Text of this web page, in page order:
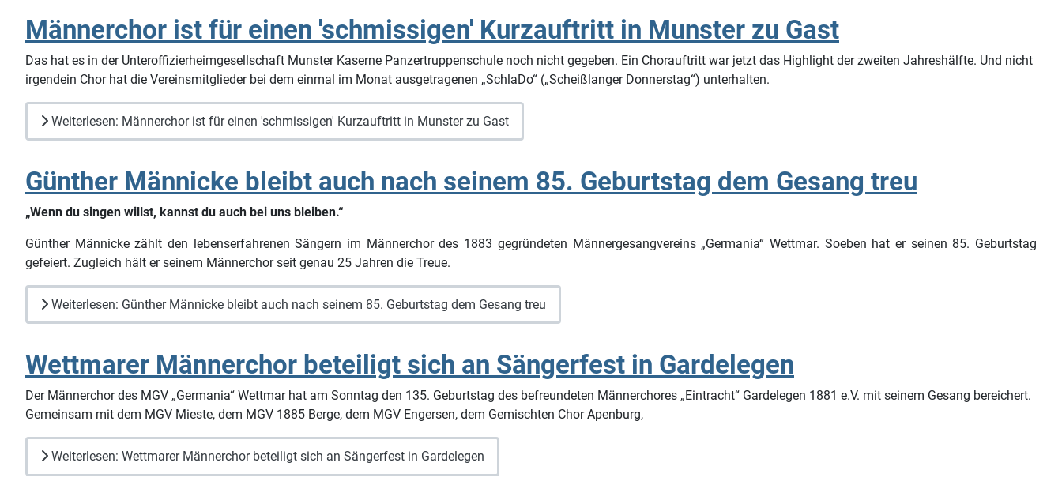
Männerchor ist für einen 'schmissigen' Kurzauftritt in Munster zu Gast
Das hat es in der Unteroffizierheimgesellschaft Munster Kaserne Panzertruppenschule noch nicht gegeben. Ein Chorauftritt war jetzt das Highlight der zweiten Jahreshälfte. Und nicht
irgendein Chor hat die Vereinsmitglieder bei dem einmal im Monat ausgetragenen „SchlaDo“ („Scheißlanger Donnerstag“) unterhalten.
Weiterlesen: Männerchor ist für einen 'schmissigen' Kurzauftritt in Munster zu Gast
Günther Männicke bleibt auch nach seinem 85. Geburtstag dem Gesang treu
„Wenn du singen willst, kannst du auch bei uns bleiben.“
Günther Männicke zählt den lebenserfahrenen Sängern im Männerchor des 1883 gegründeten Männergesangvereins „Germania“ Wettmar. Soeben hat er seinen 85. Geburtstag
gefeiert. Zugleich hält er seinem Männerchor seit genau 25 Jahren die Treue.
Weiterlesen: Günther Männicke bleibt auch nach seinem 85. Geburtstag dem Gesang treu
Wettmarer Männerchor beteiligt sich an Sängerfest in Gardelegen
Der Männerchor des MGV „Germania“ Wettmar hat am Sonntag den 135. Geburtstag des befreundeten Männerchores „Eintracht“ Gardelegen 1881 e.V. mit seinem Gesang bereichert.
Gemeinsam mit dem MGV Mieste, dem MGV 1885 Berge, dem MGV Engersen, dem Gemischten Chor Apenburg,
Weiterlesen: Wettmarer Männerchor beteiligt sich an Sängerfest in Gardelegen